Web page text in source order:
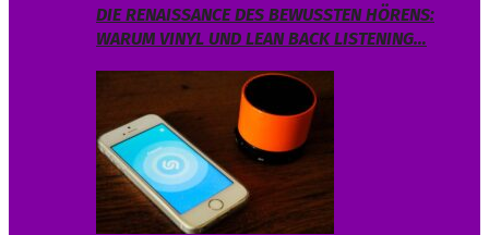
DIE RENAISSANCE DES BEWUSSTEN HÖRENS:
WARUM VINYL UND LEAN BACK LISTENING…